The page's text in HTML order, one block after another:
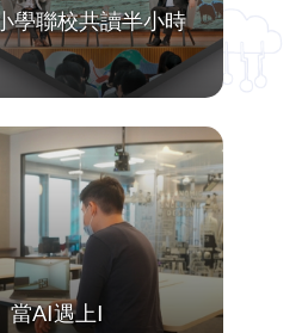
學聯校共讀半小時
當AI遇上I